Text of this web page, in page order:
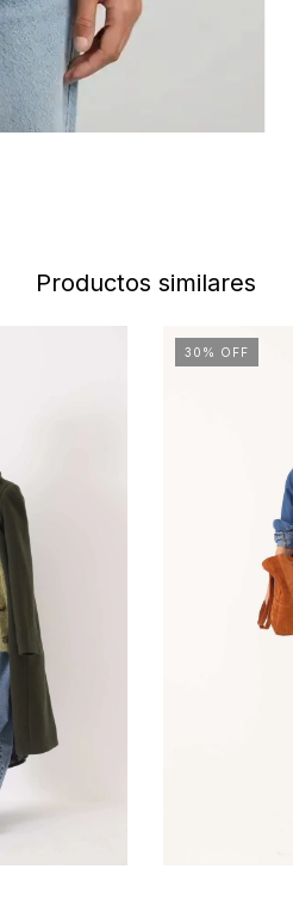
Productos similares
30 % OFF